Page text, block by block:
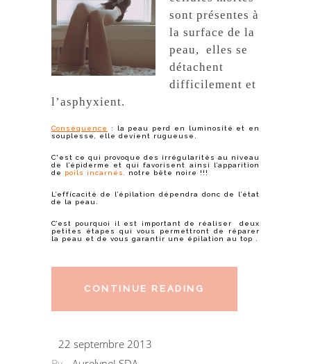
sont présentes à
la surface de la
peau, elles se
détachent
difficilement et
l’asphyxient.
Conséquence
: la peau perd en luminosité et en
souplesse, elle devient rugueuse.
C'est ce qui provoque des irrégularités au niveau
de l’épiderme et qui favorisent ainsi l’apparition
de poils incarnés, notre bête noire !!!
L’efficacité de l’épilation dépendra donc de l’état
de la peau.
C’est pourquoi il est important de réaliser deux
petites étapes qui vous permettront de réparer
la peau et de vous garantir une épilation au top .
CONTINUE READING
22 septembre 2013